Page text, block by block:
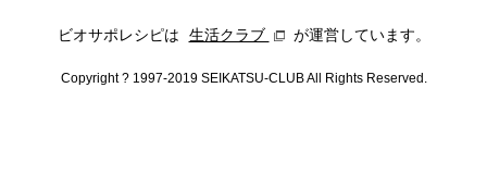
ビオサポレシピは 生活クラブ 別のウィンドウで開きます。
が運営しています。
Copyright ? 1997-2019 SEIKATSU-CLUB All Rights Reserved.